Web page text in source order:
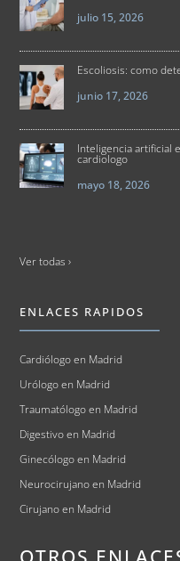
julio 15, 2026
Escoliosis: como
junio 17, 2026
Inteligencia artificial
cardiologo
mayo 18, 2026
Ver todas ›
ENLACES RAPIDOS
Cardiólogo en Madrid
Urólogo en Madrid
Traumatólogo en Madrid
Digestivo en Madrid
Ginecólogo en Madrid
Neurocirujano en Madrid
Cirujano en Madrid